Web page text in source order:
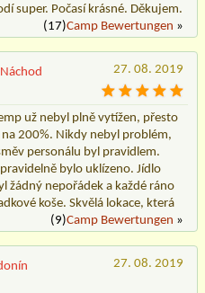
super. Počasí krásné. Děkujem.
(17)Camp Bewertungen »
27. 08. 2019
už nebyl plně vytížen, přesto
200%. Nikdy nebyl problém,
personálu byl pravidlem.
bylo uklízeno. Jídlo
žádný nepořádek a každé ráno
koše. Skvělá lokace, která
(9)Camp Bewertungen »
27. 08. 2019